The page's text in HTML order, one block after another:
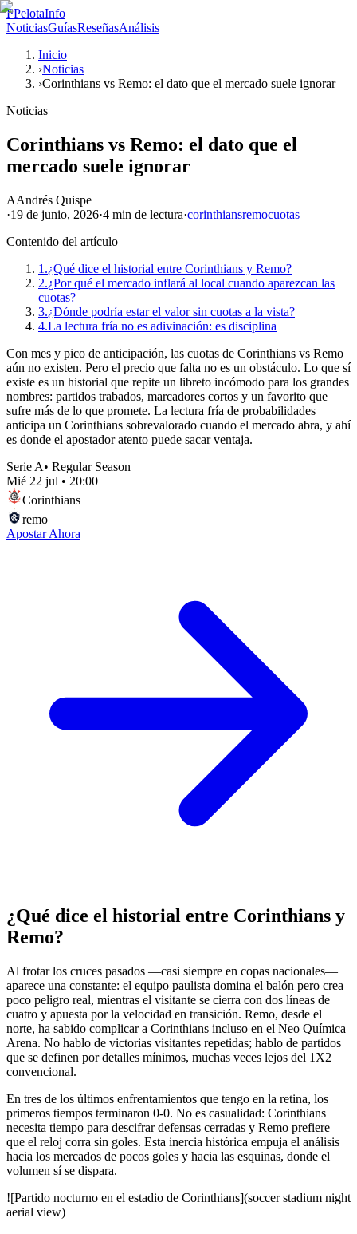
PPelotaInfo
NoticiasGuíasReseñasAnálisis
Inicio
›Noticias
›Corinthians vs Remo: el dato que el mercado suele ignorar
Noticias
Corinthians vs Remo: el dato que el
mercado suele ignorar
AAndrés Quispe
·19 de junio, 2026·4 min de lectura·corinthiansremocuotas
Contenido del artículo
1.¿Qué dice el historial entre Corinthians y Remo?
2.¿Por qué el mercado inflará al local cuando aparezcan las
cuotas?
3.¿Dónde podría estar el valor sin cuotas a la vista?
4.La lectura fría no es adivinación: es disciplina
Con mes y pico de anticipación, las cuotas de Corinthians vs Remo
aún no existen. Pero el precio que falta no es un obstáculo. Lo que sí
existe es un historial que repite un libreto incómodo para los grandes
nombres: partidos trabados, marcadores cortos y un favorito que
sufre más de lo que promete. La lectura fría de probabilidades
anticipa un Corinthians sobrevalorado cuando el mercado abra, y ahí
es donde el apostador atento puede sacar ventaja.
Serie A• Regular Season
Mié 22 jul • 20:00
Corinthians
remo
Apostar Ahora
¿Qué dice el historial entre Corinthians y
Remo?
Al frotar los cruces pasados —casi siempre en copas nacionales—
aparece una constante: el equipo paulista domina el balón pero crea
poco peligro real, mientras el visitante se cierra con dos líneas de
cuatro y apuesta por la velocidad en transición. Remo, desde el
norte, ha sabido complicar a Corinthians incluso en el Neo Química
Arena. No hablo de victorias visitantes repetidas; hablo de partidos
que se definen por detalles mínimos, muchas veces lejos del 1X2
convencional.
En tres de los últimos enfrentamientos que tengo en la retina, los
primeros tiempos terminaron 0-0. No es casualidad: Corinthians
necesita tiempo para descifrar defensas cerradas y Remo prefiere
que el reloj corra sin goles. Esta inercia histórica empuja el análisis
hacia los mercados de pocos goles y hacia las esquinas, donde el
volumen sí se dispara.
![Partido nocturno en el estadio de Corinthians](soccer stadium night
aerial view)